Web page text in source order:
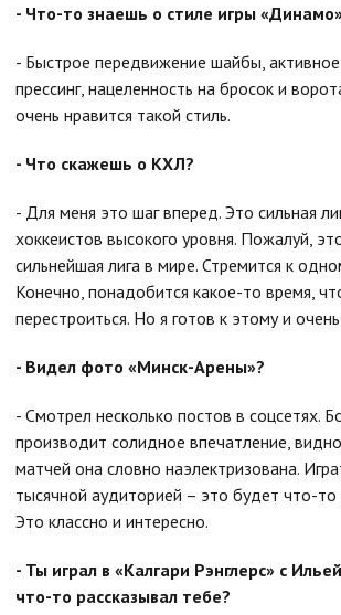
- Что-то знаешь о стиле игры
- Быстрое передвижение шайбы,
прессинг, нацеленность на бросок и
очень нравится такой стиль.
- Что скажешь о КХЛ?
- Для меня это шаг вперед. Это сильная
хоккеистов высокого уровня. Пожалуй,
сильнейшая лига в мире. Стремится к
Конечно, понадобится какое-то время,
перестроиться. Но я готов к этому и
- Видел фото «Минск-Арены»?
- Смотрел несколько постов в соцсетях.
производит солидное впечатление,
матчей она словно наэлектризована.
тысячной аудиторией – это будет что-
Это классно и интересно.
- Ты играл в «Калгари Рэнглерс» с
что-то рассказывал тебе?